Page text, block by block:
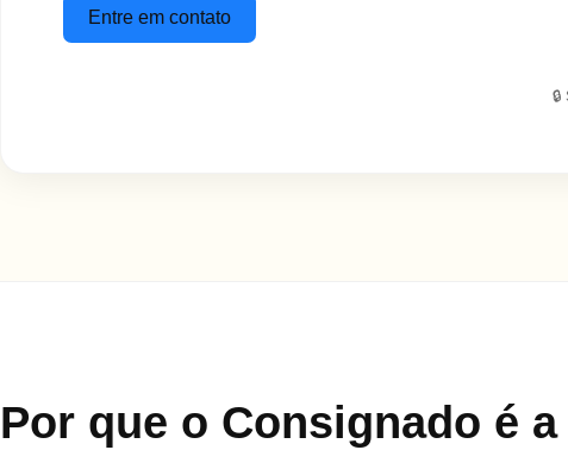
Entre em contato
Por que o Consignado é a